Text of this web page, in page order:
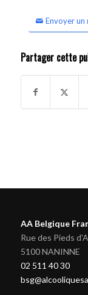
Envoyer un
Partager cette
AA Belgique
Rue des Pieds
5100 NANINNE
02 511 40 30